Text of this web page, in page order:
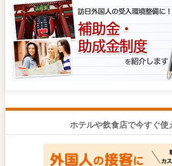
ホテルや飲食店で今すぐ使